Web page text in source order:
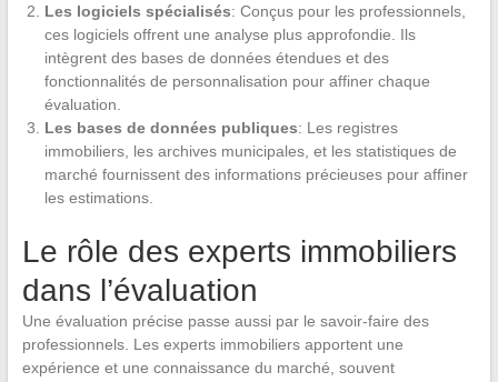
Les logiciels spécialisés: Conçus pour les professionnels,
ces logiciels offrent une analyse plus approfondie. Ils
intègrent des bases de données étendues et des
fonctionnalités de personnalisation pour affiner chaque
évaluation.
Les bases de données publiques: Les registres
immobiliers, les archives municipales, et les statistiques de
marché fournissent des informations précieuses pour affiner
les estimations.
Le rôle des experts immobiliers
dans l’évaluation
Une évaluation précise passe aussi par le savoir-faire des
professionnels. Les experts immobiliers apportent une
expérience et une connaissance du marché, souvent